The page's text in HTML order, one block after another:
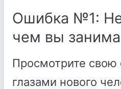
Ошибка №1:
чем вы
Просмотрите свою
глазами нового